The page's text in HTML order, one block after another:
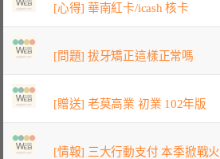
[心得] 華南紅卡/icash 核卡
[問題] 拔牙矯正這樣正常嗎
[贈送] 老莫高業 初業 102年版
[情報] 三大行動支付 本季掀戰火